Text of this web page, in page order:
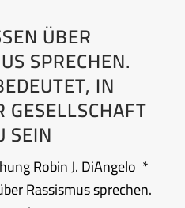
ÜBER
SPRECHEN.
IN
GESELLSCHAFT
SEIN
Robin J. DiAngelo *
Rassismus sprechen.